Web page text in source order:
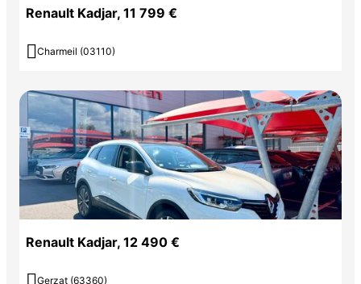
Renault Kadjar, 11 799 €
 Charmeil (03110)
Renault Kadjar, 12 490 €
Gerzat (63360)